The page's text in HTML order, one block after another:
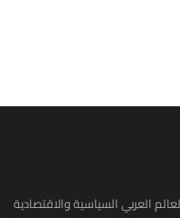
العربي السياسية والاقتصادية